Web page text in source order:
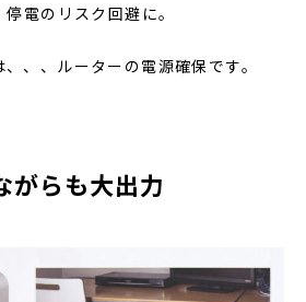
電のリスク回避に。
、、ルーターの電源確保です。
がらも大出力